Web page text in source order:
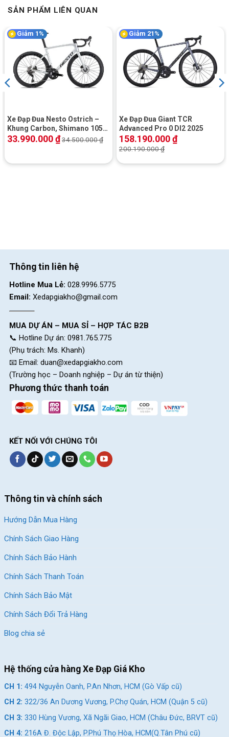
GIÒ DĨA
VÀNH Hợp kim Nhôm 2 lớp, 4cm
LỐP XE/TIRES Lốp KENDA 700x25C
CÂN NẶNG N/A
TRỤC GIỮA N/A
Bi côn
5 cũ)
CH 3:330 Hùng Vương, Xã Ngãi Giao, HCM (Châu Đức,
BRVT cũ)
cũ)
24 Nguyễn Thị Nhung, KĐT Vạn Phúc, P.Hiệp Bình,
HCM (Q.Thủ Đức cũ)
CH 6:268 Nguyễn Thị Thập, P.Tân Hưng, HCM (Quận 7
cũ)
CH 7:05 Nguyễn Trãi, P.Dĩ An, HCM (Dĩ An, Bình Dương
cũ)
Dương cũ)
SKU: ZEUS
SẢN PHẨM LIÊN QUAN
Giảm 1%
Xe Đạp Đua Nesto Ostrich –
Khung Carbon, Shimano 105,
Phanh Đĩa Dầu
33.990.000₫34.500.000₫
Giảm 21%
Xe Đạp Đua Giant TCR
Advanced Pro 0 DI2 2025
158.190.000₫
200.190.000₫
Thông tin liên hệ
Hotline Mua Lẻ: 028.9996.5775
Email: Xedapgiakho@gmail.com
MUA DỰ ÁN – MUA SỈ – HỢP TÁC B2B
📞 Hotline Dự án: 0981.765.775
(Phụ trách: Ms. Khanh)
📧 Email: duan@xedapgiakho.com
(Trường học – Doanh nghiệp – Dự án từ thiện)
Phương thức thanh toán
KẾT NỐI VỚI CHÚNG TÔI
Thông tin và chính sách
Hướng Dẫn Mua Hàng
Chính Sách Giao Hàng
Chính Sách Bảo Hành
Chính Sách Thanh Toán
Chính Sách Bảo Mật
Chính Sách Đổi Trả Hàng
Blog chia sẻ
Hệ thống cửa hàng Xe Đạp Giá Kho
CH 1: 494 Nguyễn Oanh, P.An Nhơn, HCM (Gò Vấp cũ)
CH 2: 322/36 An Dương Vương, P.Chợ Quán, HCM (Quận 5 cũ)
CH 3: 330 Hùng Vương, Xã Ngãi Giao, HCM (Châu Đức, BRVT cũ)
CH 4: 216A Đ. Độc Lập, P.Phú Thọ Hòa, HCM(Q.Tân Phú cũ)